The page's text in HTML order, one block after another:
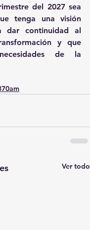
del 2027 sea
tenga una visión
dar continuidad al
y que
de la
Ver todo